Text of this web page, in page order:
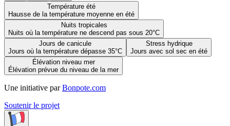
Température été
Hausse de la température moyenne en été
Nuits tropicales
Nuits où la température ne descend pas sous 20°C
Jours de canicule
Jours où la température dépasse 35°C
Stress hydrique
Jours avec sol sec en été
Élévation niveau mer
Élévation prévue du niveau de la mer
Une initiative par Bonpote.com
Soutenir le projet